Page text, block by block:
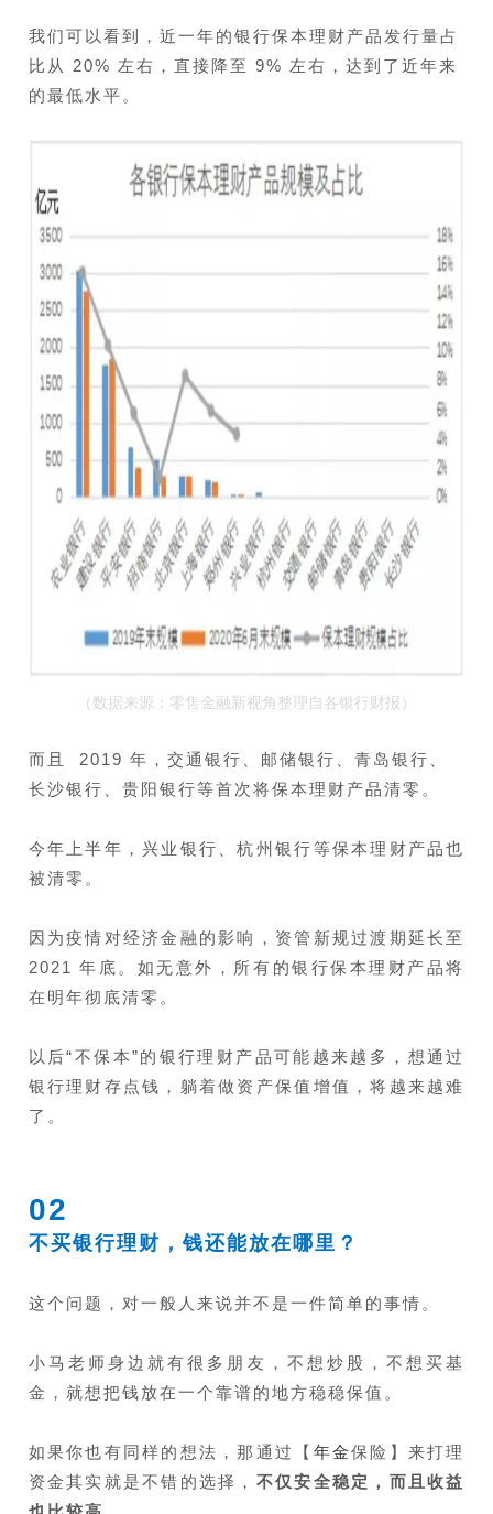
我们可以看到，近一年的银行保本理财产品发行量占
比从 20% 左右，直接降至 9% 左右，达到了近年来
的最低水平。
（数据来源：零售金融新视角整理自各银行财报）
而且 2019 年，交通银行、邮储银行、青岛银行、
长沙银行、贵阳银行等首次将保本理财产品清零。
今年上半年，兴业银行、杭州银行等保本理财产品也
被清零。
因为疫情对经济金融的影响，资管新规过渡期延长至
2021 年底。如无意外，所有的银行保本理财产品将
在明年彻底清零。
以后“不保本”的银行理财产品可能越来越多，想通过
银行理财存点钱，躺着做资产保值增值，将越来越难
了。
02
不买银行理财，钱还能放在哪里？
这个问题，对一般人来说并不是一件简单的事情。
小马老师身边就有很多朋友，不想炒股，不想买基
金，就想把钱放在一个靠谱的地方稳稳保值。
如果你也有同样的想法，那通过【 年金保险】来打理
资金其实就是不错的选择， 不仅安全稳定，而且收益